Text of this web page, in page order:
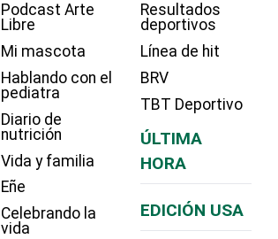
Podcast Arte
Libre
Mi mascota
Hablando con el
pediatra
Diario de
nutrición
Vida y familia
Eñe
Celebrando la
vida
Resultados
deportivos
Línea de hit
BRV
TBT Deportivo
ÚLTIMA
HORA
EDICIÓN USA